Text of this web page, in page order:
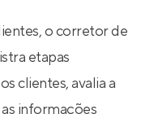
o corretor de
etapas
clientes, avalia a
informações